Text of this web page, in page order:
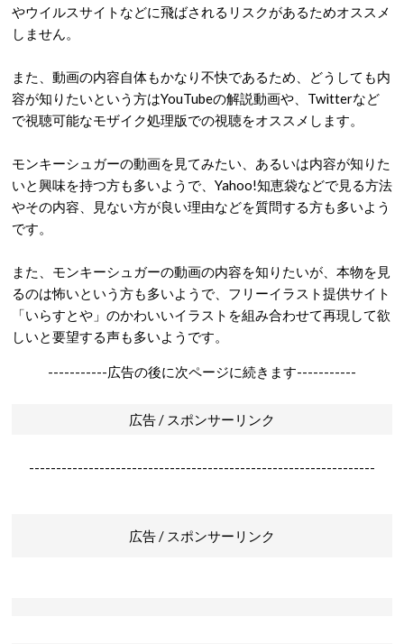
やウイルスサイトなどに飛ばされるリスクがあるためオススメ
しません。
また、動画の内容自体もかなり不快であるため、どうしても内
容が知りたいという方はYouTubeの解説動画や、Twitterなど
で視聴可能なモザイク処理版での視聴をオススメします。
モンキーシュガーの動画を見てみたい、あるいは内容が知りた
いと興味を持つ方も多いようで、Yahoo!知恵袋などで見る方法
やその内容、見ない方が良い理由などを質問する方も多いよう
です。
また、モンキーシュガーの動画の内容を知りたいが、本物を見
るのは怖いという方も多いようで、フリーイラスト提供サイト
「いらすとや」のかわいいイラストを組み合わせて再現して欲
しいと要望する声も多いようです。
-----------広告の後に次ページに続きます-----------
広告 / スポンサーリンク
----------------------------------------------------------------
広告 / スポンサーリンク